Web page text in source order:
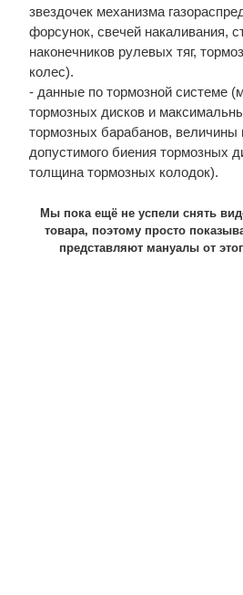
звездочек механизма
форсунок, свечей накаливания,
наконечников рулевых тяг,
колес).
- данные по тормозной системе
тормозных дисков и
тормозных барабанов, величины
допустимого биения тормозных
толщина тормозных колодок).
Мы пока ещё не успели снять
товара, поэтому просто
представляют мануалы от